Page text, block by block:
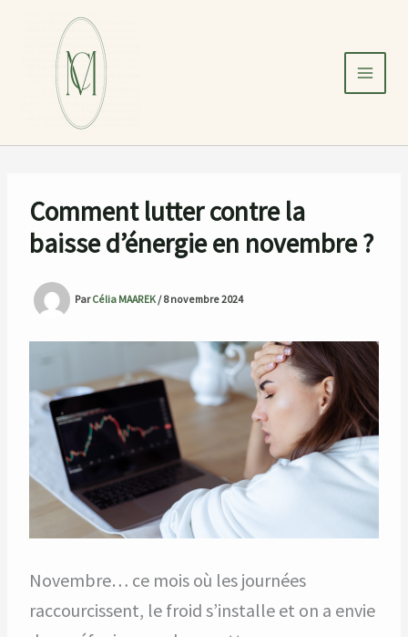
Comment lutter contre la
baisse d’énergie en novembre ?
ParCélia MAAREK/8 novembre 2024
Novembre… ce mois où les journées
raccourcissent, le froid s’installe et on a envie